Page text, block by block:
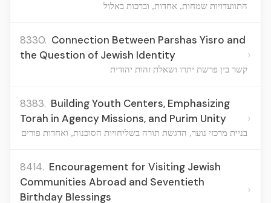
התוועדויות שמחות, אחדות, וברכות באלול
8330. Connection Between Parshas Yisro and
the Question of Jewish Identity
קשר בין פרשת יתרו ושאלת זהות יהודית
›
8383. Building Youth Centers, Emphasizing
Torah in Agency Missions, and Purim Unity
בניית מרכזי נוער, הדגשת תורה בשליחויות הסוכנות, ואחדות פורים
›
8414. Encouragement for Visiting Jewish
Communities Abroad and Seventieth
Birthday Blessings
›